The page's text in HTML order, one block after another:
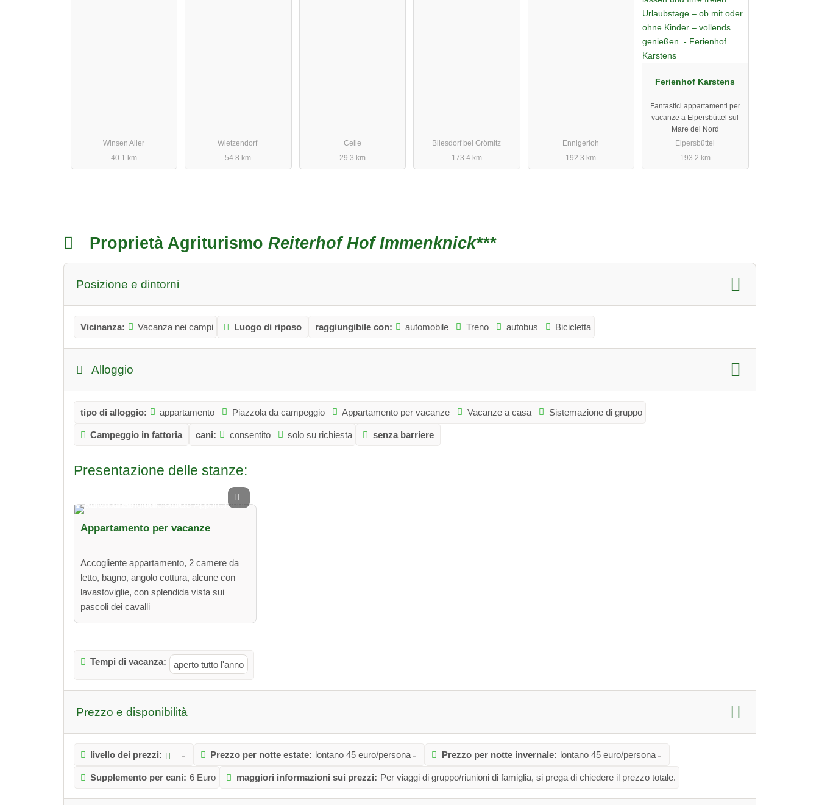
Winsen Aller
40.1 km
Wietzendorf
54.8 km
Celle
29.3 km
Bliesdorf bei Grömitz
173.4 km
Ennigerloh
192.3 km
Ferienhof Karstens
Fantastici appartamenti per
vacanze a Elpersbüttel sul
Mare del Nord
Elpersbüttel
193.2 km
Proprietà AgriturismoReiterhof Hof Immenknick***
Posizione e dintorni
Vicinanza: Vacanza nei campi Luogo di riposo raggiungibile con: automobile Treno autobus Bicicletta
Alloggio
tipo di alloggio: appartamento Piazzola da campeggio Appartamento per vacanze Vacanze a casa Sistemazione di gruppo
Campeggio in fattoria cani: consentito solo su richiesta senza barriere
Presentazione delle stanze:
Appartamento per vacanze
Accogliente appartamento, 2 camere da
letto, bagno, angolo cottura, alcune con
lavastoviglie, con splendida vista sui
pascoli dei cavalli
Tempi di vacanza: aperto tutto l'anno
Prezzo e disponibilità
livello dei prezzi: Prezzo per notte estate: lontano 45 euro/persona Prezzo per notte invernale: lontano 45 euro/persona
Supplemento per cani: 6 Euro maggiori informazioni sui prezzi: Per viaggi di gruppo/riunioni di famiglia, si prega di chiedere il prezzo totale.